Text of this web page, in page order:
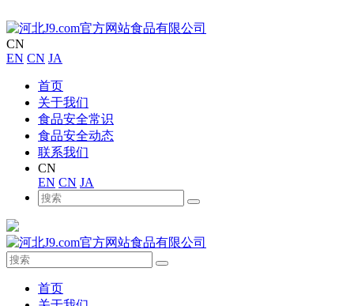
CN
EN CN JA
首页
关于我们
食品安全常识
食品安全动态
联系我们
CN
EN CN JA
首页